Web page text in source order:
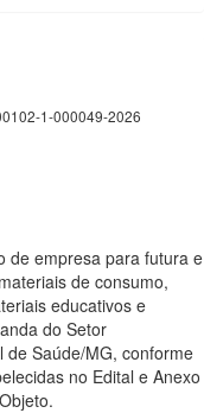
1-000049-2026
de empresa para futura e
de consumo,
educativos e
do Setor
de Saúde/MG, conforme
no Edital e Anexo